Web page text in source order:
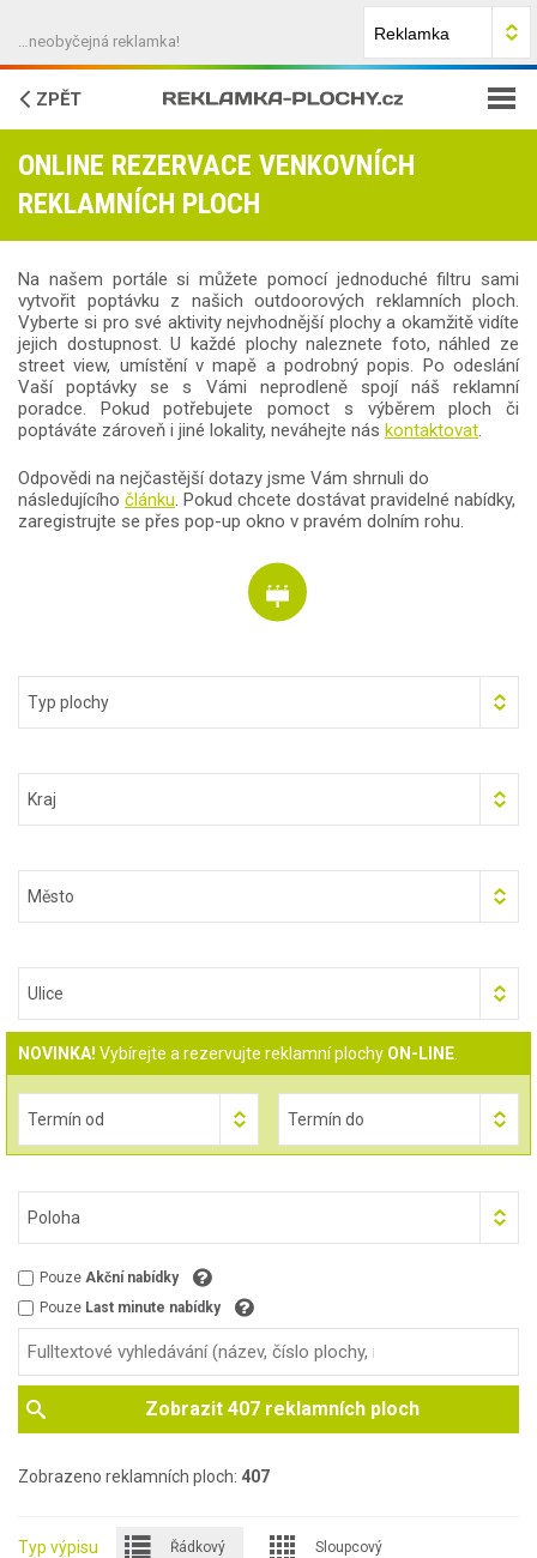
…neobyčejná reklamka!
ZPĚT
JAK NA TO?
O NÁS
KONTAKTY
ONLINE REZERVACE VENKOVNÍCH
REKLAMNÍCH PLOCH
Na našem portále si můžete pomocí jednoduché filtru sami
vytvořit poptávku z našich outdoorových reklamních ploch.
Vyberte si pro své aktivity nejvhodnější plochy a okamžitě vidíte
jejich dostupnost. U každé plochy naleznete foto, náhled ze
street view, umístění v mapě a podrobný popis. Po odeslání
Vaší poptávky se s Vámi neprodleně spojí náš reklamní
poradce. Pokud potřebujete pomoct s výběrem ploch či
poptáváte zároveň i jiné lokality, neváhejte nás kontaktovat.
Odpovědi na nejčastější dotazy jsme Vám shrnuli do
následujícího článku. Pokud chcete dostávat pravidelné nabídky,
zaregistrujte se přes pop-up okno v pravém dolním rohu.
Typ plochy
Kraj
Město
Ulice
NOVINKA! Vybírejte a rezervujte reklamní plochy ON-LINE
Termín od Termín do
Poloha
Pouze Akční nabídky
Pouze Last minute nabídky
Zobrazit 407reklamních ploch
Zobrazeno reklamních ploch: 407
Typ výpisu Řádkový Sloupcový